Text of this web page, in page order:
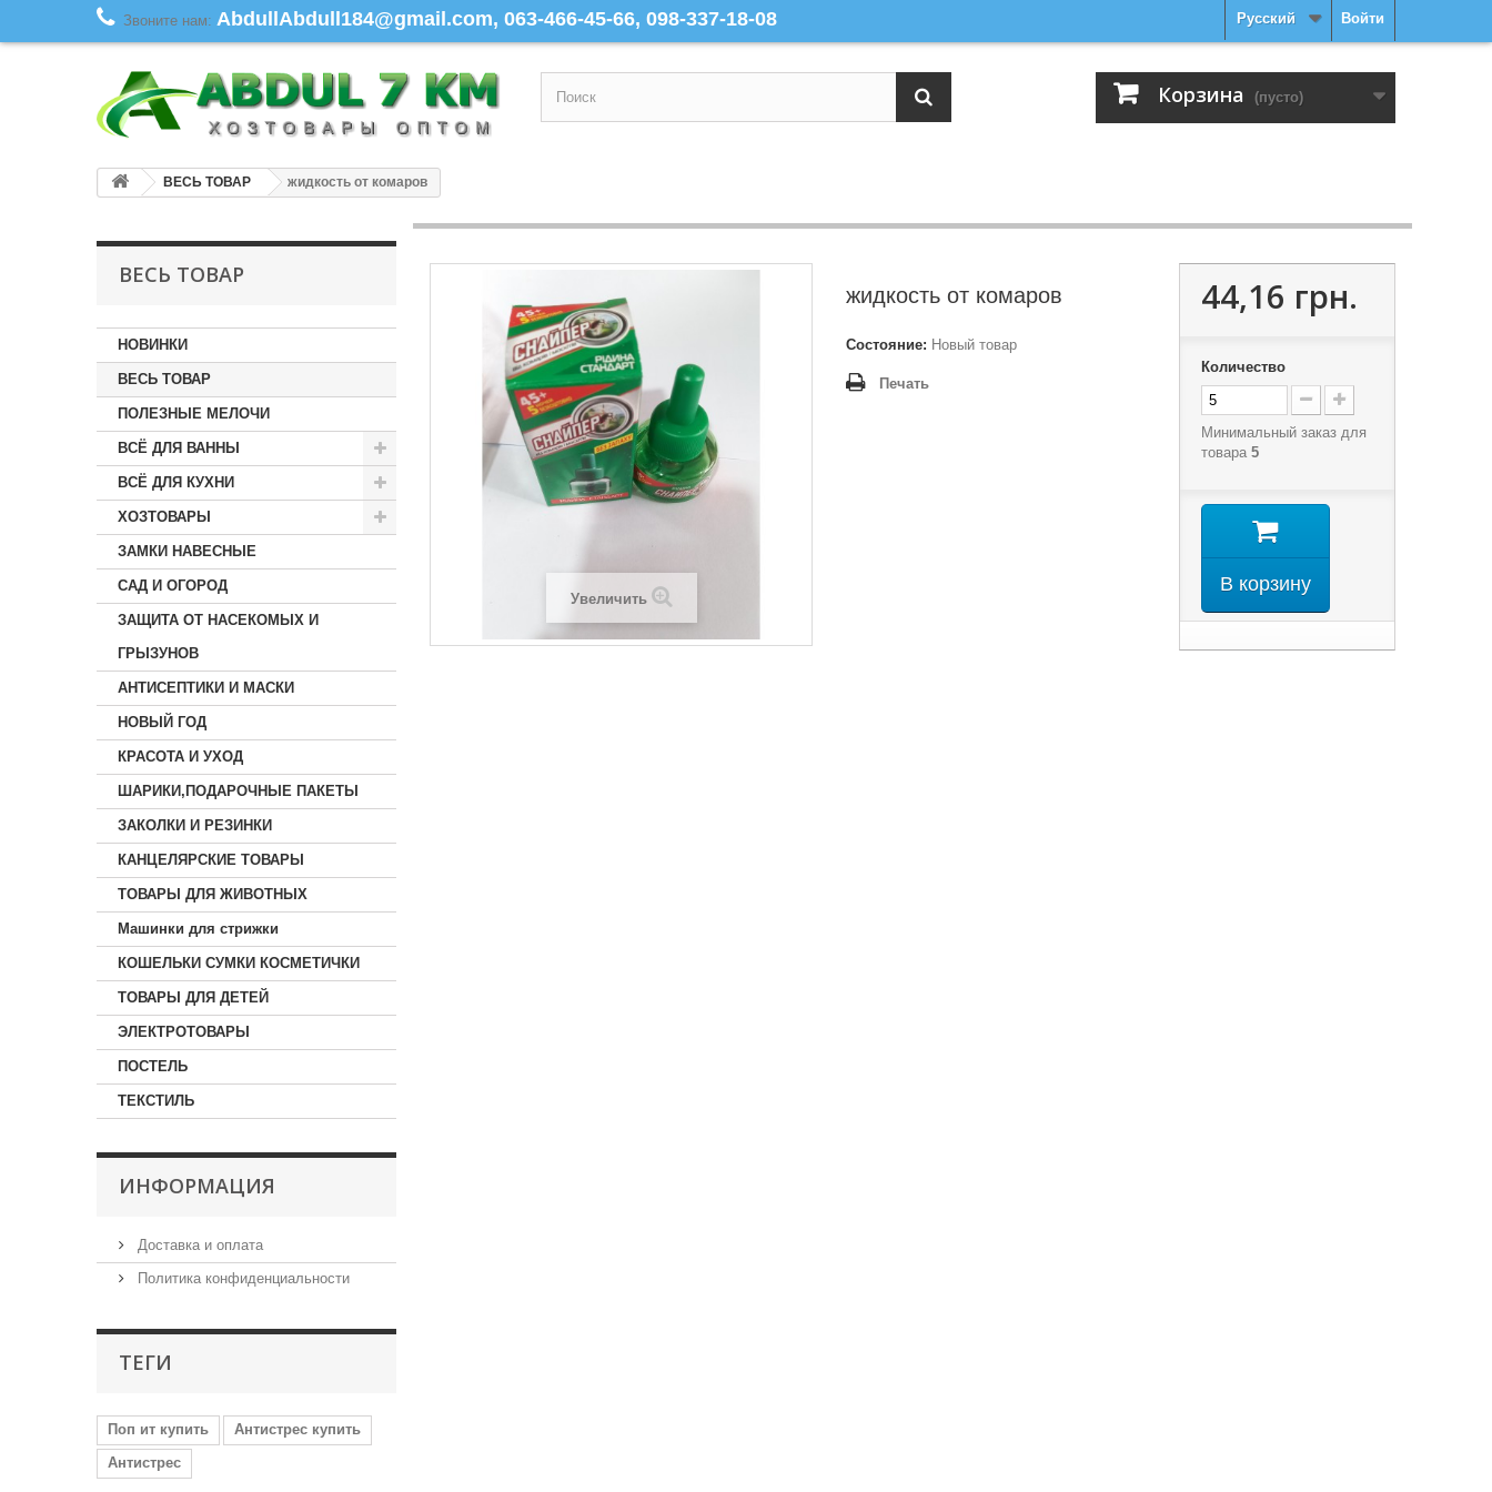
Войти
Русский
Звоните нам: AbdullAbdull184@gmail.com, 063-466-45-66, 098-337-18-08
Корзина (пусто)
ВЕСЬ ТОВАР жидкость от комаров
ВЕСЬ ТОВАР
НОВИНКИ
ВЕСЬ ТОВАР
ПОЛЕЗНЫЕ МЕЛОЧИ
ВСЁ ДЛЯ ВАННЫ
ВСЁ ДЛЯ КУХНИ
ХОЗТОВАРЫ
ЗАМКИ НАВЕСНЫЕ
САД И ОГОРОД
ЗАЩИТА ОТ НАСЕКОМЫХ И
ГРЫЗУНОВ
АНТИСЕПТИКИ И МАСКИ
НОВЫЙ ГОД
КРАСОТА И УХОД
ШАРИКИ,ПОДАРОЧНЫЕ ПАКЕТЫ
ЗАКОЛКИ И РЕЗИНКИ
КАНЦЕЛЯРСКИЕ ТОВАРЫ
ТОВАРЫ ДЛЯ ЖИВОТНЫХ
Машинки для стрижки
КОШЕЛЬКИ СУМКИ КОСМЕТИЧКИ
ТОВАРЫ ДЛЯ ДЕТЕЙ
ЭЛЕКТРОТОВАРЫ
ПОСТЕЛЬ
ТЕКСТИЛЬ
ИНФОРМАЦИЯ
Доставка и оплата
Политика конфиденциальности
ТЕГИ
Поп ит купить
Антистрес купить
Антистрес
Увеличить
жидкость от комаров
Состояние: Новый товар
Печать
44,16 грн.
Количество
Минимальный заказ для
товара 5
В корзину